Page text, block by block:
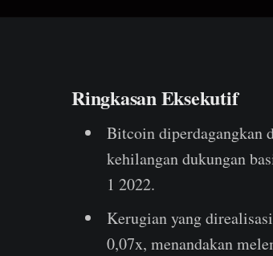
Ringkasan Eksekutif
Bitcoin diperdagangkan
kehilangan dukungan
1 2022.
Kerugian yang
0,07x, menandakan